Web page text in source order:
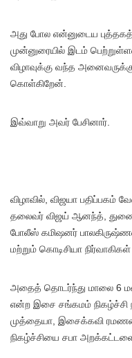
அது போல என்னுடைய
முன்னுரையில் இடம்
விழாவுக்கு வந்த
கொள்கிறேன்.
இவ்வாறு அவர் பேசினார்.
விழாவில், விஜயா பதிப்பகம்
தலைவர் விஜய் ஆனந்த்,
போலீஸ் கமிஷனர்
மற்றும் கொடிசியா
அதைத் தொடர்ந்து மாலை
என்ற இசை சங்கமம் நிகழ்ச்சி
முத்தையா, இசைக்கவி
நிகழ்ச்சியை சபா